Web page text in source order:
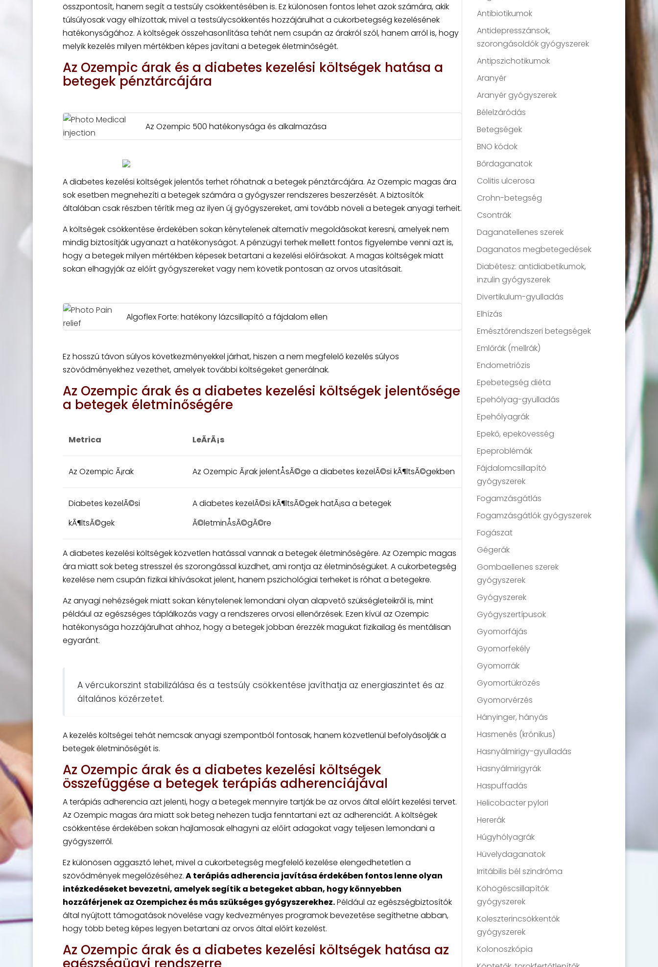
összpontosít, hanem segít a testsúly csökkentésében is. Ez különösen fontos lehet azok számára, akik
túlsúlyosak vagy elhízottak, mivel a testsúlycsökkentés hozzájárulhat a cukorbetegség kezelésének
hatékonyságához. A költségek összehasonlítása tehát nem csupán az árakról szól, hanem arról is, hogy
melyik kezelés milyen mértékben képes javítani a betegek életminőségét.
Az Ozempic árak és a diabetes kezelési költségek hatása a
betegek pénztárcájára
Az Ozempic 500 hatékonysága és alkalmazása
A diabetes kezelési költségek jelentős terhet róhatnak a betegek pénztárcájára. Az Ozempic magas ára
sok esetben megnehezíti a betegek számára a gyógyszer rendszeres beszerzését. A biztosítók
általában csak részben térítik meg az ilyen új gyógyszereket, ami tovább növeli a betegek anyagi terheit.
A költségek csökkentése érdekében sokan kénytelenek alternatív megoldásokat keresni, amelyek nem
mindig biztosítják ugyanazt a hatékonyságot. A pénzügyi terhek mellett fontos figyelembe venni azt is,
hogy a betegek milyen mértékben képesek betartani a kezelési előírásokat. A magas költségek miatt
sokan elhagyják az előírt gyógyszereket vagy nem követik pontosan az orvos utasításait.
Algoflex Forte: hatékony lázcsillapító a fájdalom ellen
Ez hosszú távon súlyos következményekkel járhat, hiszen a nem megfelelő kezelés súlyos
szövődményekhez vezethet, amelyek további költségeket generálnak.
Az Ozempic árak és a diabetes kezelési költségek jelentősége
a betegek életminőségére
Metrica LeÃ­rÃ¡s
Az Ozempic Ã¡rak Az Ozempic Ã¡rak jelentÅsÃ©ge a diabetes kezelÃ©si kÃ¶ltsÃ©gekben
Diabetes kezelÃ©si
kÃ¶ltsÃ©gek
A diabetes kezelÃ©si kÃ¶ltsÃ©gek hatÃ¡sa a betegek
Ã©letminÅsÃ©gÃ©re
A diabetes kezelési költségek közvetlen hatással vannak a betegek életminőségére. Az Ozempic magas
ára miatt sok beteg stresszel és szorongással küzdhet, ami rontja az életminőségüket. A cukorbetegség
kezelése nem csupán fizikai kihívásokat jelent, hanem pszichológiai terheket is róhat a betegekre.
Az anyagi nehézségek miatt sokan kénytelenek lemondani olyan alapvető szükségleteikről is, mint
például az egészséges táplálkozás vagy a rendszeres orvosi ellenőrzések. Ezen kívül az Ozempic
hatékonysága hozzájárulhat ahhoz, hogy a betegek jobban érezzék magukat fizikailag és mentálisan
egyaránt.
A vércukorszint stabilizálása és a testsúly csökkentése javíthatja az energiaszintet és az
általános közérzetet.
A kezelés költségei tehát nemcsak anyagi szempontból fontosak, hanem közvetlenül befolyásolják a
betegek életminőségét is.
Az Ozempic árak és a diabetes kezelési költségek
összefüggése a betegek terápiás adherenciájával
A terápiás adherencia azt jelenti, hogy a betegek mennyire tartják be az orvos által előírt kezelési tervet.
Az Ozempic magas ára miatt sok beteg nehezen tudja fenntartani ezt az adherenciát. A költségek
csökkentése érdekében sokan hajlamosak elhagyni az előírt adagokat vagy teljesen lemondani a
gyógyszerről.
Ez különösen aggasztó lehet, mivel a cukorbetegség megfelelő kezelése elengedhetetlen a
szövődmények megelőzéséhez.A terápiás adherencia javítása érdekében fontos lenne olyan
intézkedéseket bevezetni, amelyek segítik a betegeket abban, hogy könnyebben
hozzáférjenek az Ozempichez és más szükséges gyógyszerekhez.Például az egészségbiztosítók
által nyújtott támogatások növelése vagy kedvezményes programok bevezetése segíthetne abban,
hogy több beteg képes legyen betartani az orvos által előírt kezelést.
Az Ozempic árak és a diabetes kezelési költségek hatása az
Antibiotikumok
Antidepresszánsok,
szorongásoldók gyógyszerek
Antipszichotikumok
Aranyér
Aranyér gyógyszerek
Bélelzáródás
Betegségek
BNO kódok
Bőrdaganatok
Colitis ulcerosa
Crohn-betegség
Csontrák
Daganatellenes szerek
Daganatos megbetegedések
Diabétesz: antidiabetikumok,
inzulin gyógyszerek
Divertikulum-gyulladás
Elhízás
Emésztőrendszeri betegségek
Emlőrák (mellrák)
Endometriózis
Epebetegség diéta
Epehólyag-gyulladás
Epehólyagrák
Epekő, epekövesség
Epeproblémák
Fájdalomcsillapító
gyógyszerek
Fogamzásgátlás
Fogamzásgátlók gyógyszerek
Fogászat
Gégerák
Gombaellenes szerek
gyógyszerek
Gyógyszerek
Gyógyszertípusok
Gyomorfájás
Gyomorfekély
Gyomorrák
Gyomortükrözés
Gyomorvérzés
Hányinger, hányás
Hasmenés (krónikus)
Hasnyálmirigy-gyulladás
Hasnyálmirigyrák
Haspuffadás
Helicobacter pylori
Hererák
Húgyhólyagrák
Hüvelydaganatok
Irritábilis bél szindróma
Köhögéscsillapítók
gyógyszerek
Koleszterincsökkentők
gyógyszerek
Kolonoszkópia